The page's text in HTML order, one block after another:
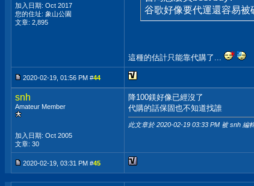
加入日期: Oct 2017
您的住址: 象山公園
文章: 2,895
谷歌好像要代運還容易被
這種的估計只能靠代購了...
2020-02-19, 01:56 PM #44
snh
Amateur Member
加入日期: Oct 2005
文章: 30
降100鎂好像已經沒了
代購的話保固也不知道找誰
此文章於 2020-02-19 03:33 PM 被 snh 編
2020-02-19, 03:31 PM #45